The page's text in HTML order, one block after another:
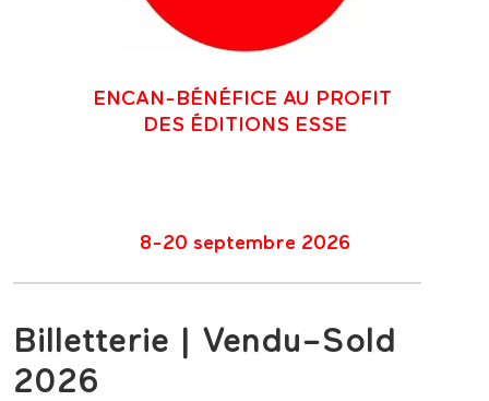
ENCAN-BÉNÉFICE AU PROFIT
DES ÉDITIONS ESSE
8-20 septembre 2026
Billetterie | Vendu–Sold
2026